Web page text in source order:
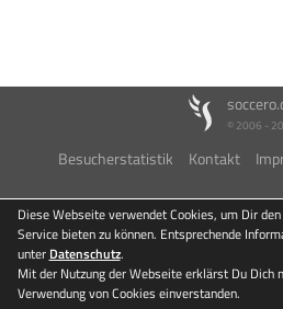
© 2006 -
Besucherstatistik Kontakt
Diese Webseite verwendet Cookies, um Dir
Service bieten zu können. Entsprechende
unter Datenschutz.
Mit der Nutzung der Webseite erklärst Du Dich
Verwendung von Cookies einverstanden.